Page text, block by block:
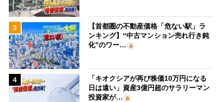
3
【首都圏の不動産価格「危ない駅」ラ
ンキング】“中古マンション売れ行き鈍
化”のワー…
4
「キオクシアが再び株価10万円になる
日は遠い」資産3億円超のサラリーマン
投資家が…